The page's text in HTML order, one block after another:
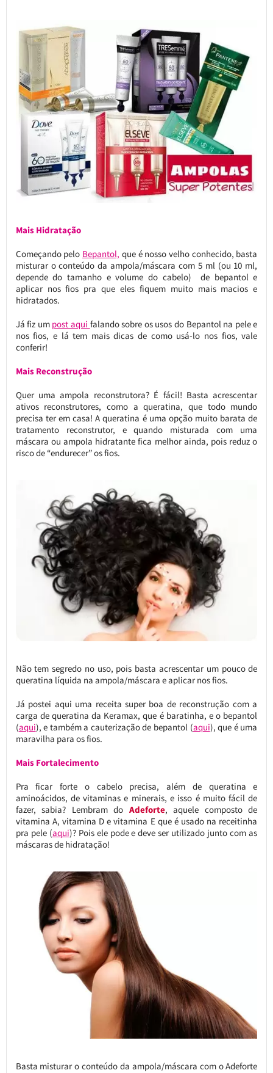
Mais Hidratação
Começando pelo Bepantol, que é nosso velho conhecido, basta
misturar o conteúdo da ampola/máscara com 5 ml (ou 10 ml,
depende do tamanho e volume do cabelo) de bepantol e
aplicar nos fios pra que eles fiquem muito mais macios e
hidratados.
Já fiz um post aqui falando sobre os usos do Bepantol na pele e
nos fios, e lá tem mais dicas de como usá-lo nos fios, vale
conferir!
Mais Reconstrução
Quer uma ampola reconstrutora? É fácil! Basta acrescentar
ativos reconstrutores, como a queratina, que todo mundo
precisa ter em casa! A queratina é uma opção muito barata de
tratamento reconstrutor, e quando misturada com uma
máscara ou ampola hidratante fica melhor ainda, pois reduz o
risco de “endurecer” os fios.
Não tem segredo no uso, pois basta acrescentar um pouco de
queratina líquida na ampola/máscara e aplicar nos fios.
Já postei aqui uma receita super boa de reconstrução com a
carga de queratina da Keramax, que é baratinha, e o bepantol
(aqui), e também a cauterização de bepantol (aqui), que é uma
maravilha para os fios.
Mais Fortalecimento
Pra ficar forte o cabelo precisa, além de queratina e
aminoácidos, de vitaminas e minerais, e isso é muito fácil de
fazer, sabia? Lembram do Adeforte, aquele composto de
vitamina A, vitamina D e vitamina E que é usado na receitinha
pra pele (aqui)? Pois ele pode e deve ser utilizado junto com as
máscaras de hidratação!
Basta misturar o conteúdo da ampola/máscara com o Adeforte